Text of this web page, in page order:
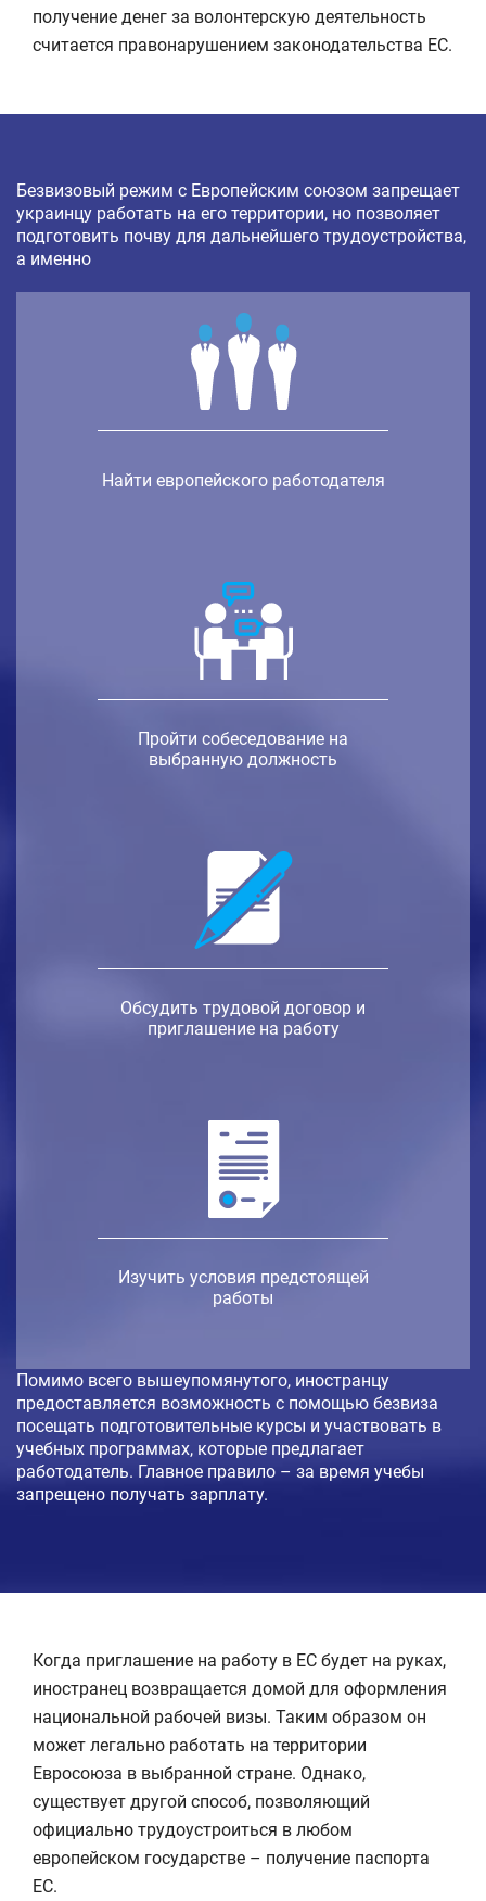
получение денег за волонтерскую деятельность
считается правонарушением законодательства ЕС.
Безвизовый режим с Европейским союзом запрещает
украинцу работать на его территории, но позволяет
подготовить почву для дальнейшего трудоустройства,
а именно
Найти европейского работодателя
Пройти собеседование на
выбранную должность
Обсудить трудовой договор и
приглашение на работу
Изучить условия предстоящей
работы
Помимо всего вышеупомянутого, иностранцу
предоставляется возможность с помощью безвиза
посещать подготовительные курсы и участвовать в
учебных программах, которые предлагает
работодатель. Главное правило – за время учебы
запрещено получать зарплату.
Когда приглашение на работу в ЕС будет на руках,
иностранец возвращается домой для оформления
национальной рабочей визы. Таким образом он
может легально работать на территории
Евросоюза в выбранной стране. Однако,
существует другой способ, позволяющий
официально трудоустроиться в любом
европейском государстве – получение паспорта
ЕС.